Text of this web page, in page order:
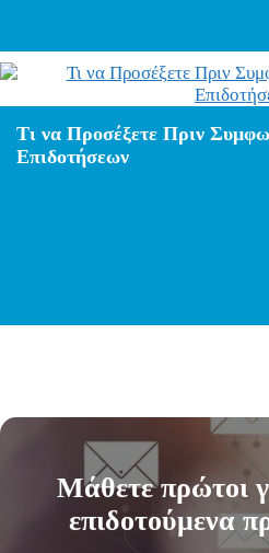
Τι να Προσέξετε Πριν
Επιδοτήσεων
Μάθετεπρώτοι
επιδοτούμενα